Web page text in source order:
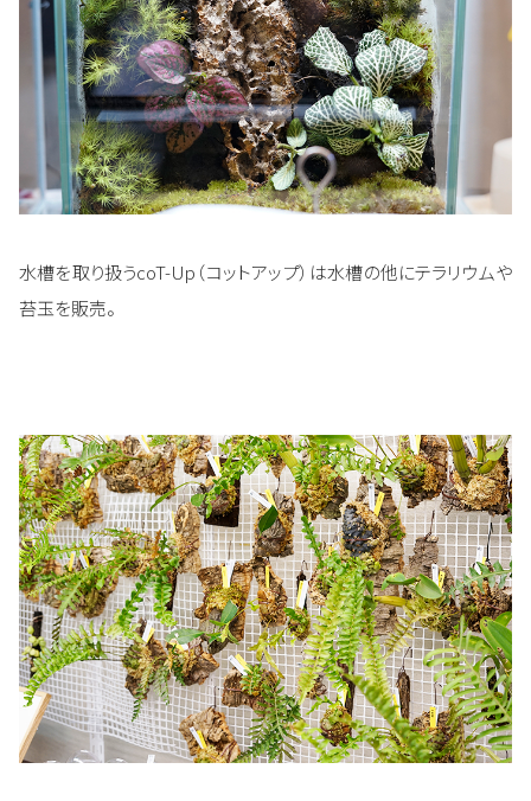
水槽を取り扱うcoT-Up（コットアップ）は水槽の他にテラリウムや
苔玉を販売。